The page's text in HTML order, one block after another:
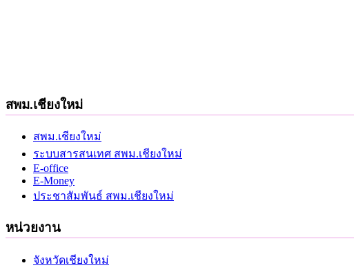
สพม.เชียงใหม่
สพม.เชียงใหม่
ระบบสารสนเทศ สพม.เชียงใหม่
E-office
E-Money
ประชาสัมพันธ์ สพม.เชียงใหม่
หน่วยงาน
จังหวัดเชียงใหม่